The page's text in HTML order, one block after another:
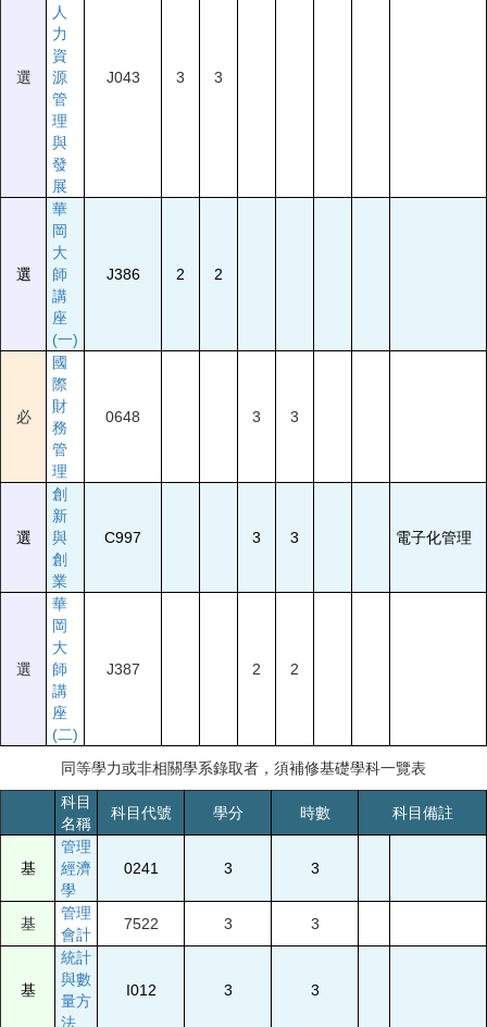
選
人
力
資
源
管
理
與
發
展
J043 3 3
選
華
岡
大
師
講
座
(一)
J386 2 2
必
國
際
財
務
管
理
0648 3 3
選
創
新
與
創
業
C997 3 3 電子化管理
選
華
岡
大
師
講
座
(二)
J387 2 2
同等學力或非相關學系錄取者，須補修基礎學科一覽表
科目
名稱
科目代號 學分 時數 科目備註
基
管理
經濟
學
0241 3 3
基
管理
會計
7522 3 3
基
統計
與數
量方
法
I012 3 3